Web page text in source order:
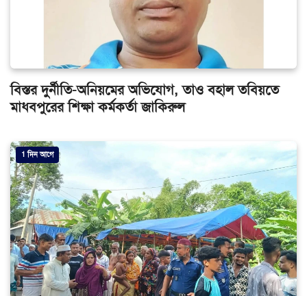
বিস্তর দুর্নীতি-অনিয়মের অভিযোগ, তাও বহাল তবিয়তে
মাধবপুরের শিক্ষা কর্মকর্তা জাকিরুল
1 দিন আগে